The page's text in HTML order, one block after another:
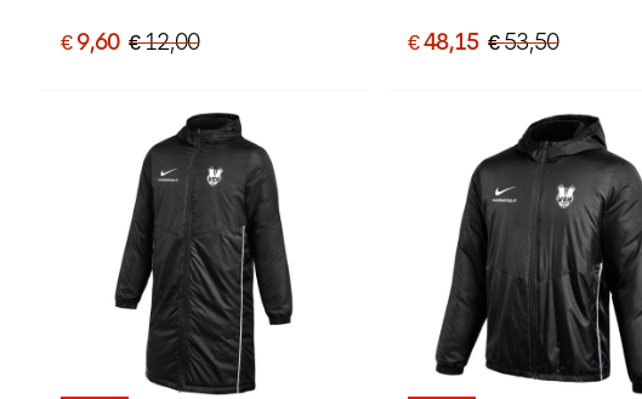
€ 9,60 € 12,00 € 48,15 € 53,50